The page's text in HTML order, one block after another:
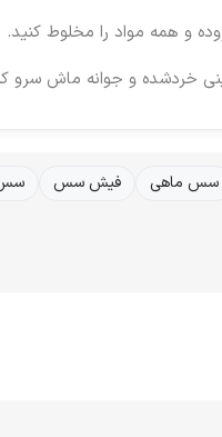
و همه مواد را مخلوط کنید.
خردشده و جوانه ماش سرو
سس ماهی فیش سس